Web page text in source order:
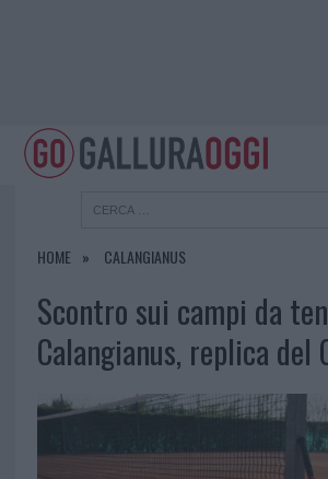
HOME CALANGIANUS
Scontro sui campi da
Calangianus, replica del